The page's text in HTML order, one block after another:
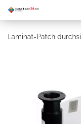
Laminat-Patch